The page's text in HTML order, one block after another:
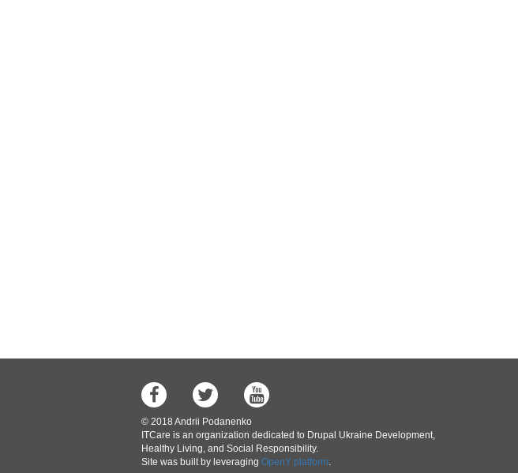
© 2018 Andrii Podanenko
ITCare is an organization dedicated to Drupal Ukraine Development,
Healthy Living, and Social Responsibility.
Site was built by leveraging OpenY platform.